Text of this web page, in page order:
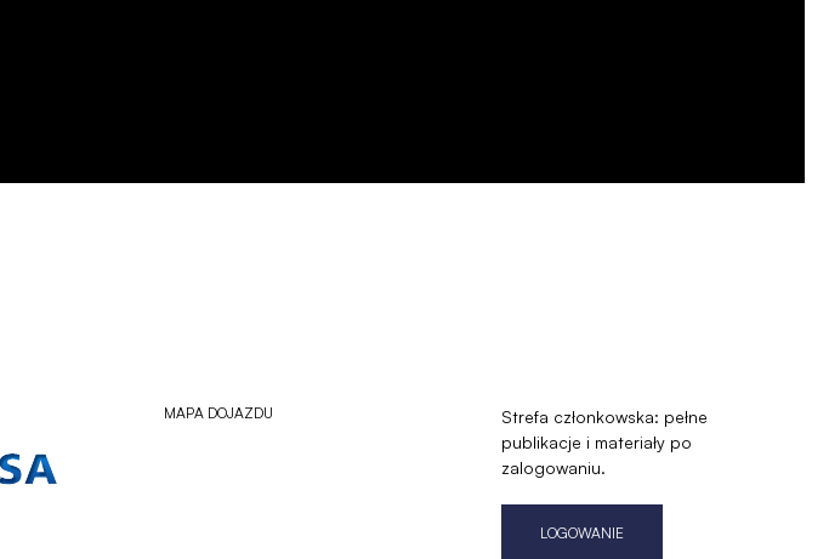
MAPA DOJAZDU
Strefa członkowska: pełne
publikacje i materiały po
zalogowaniu.
LOGOWANIE